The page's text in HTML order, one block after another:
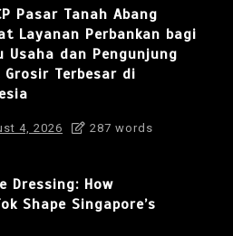
Pasar Tanah Abang
Layanan Perbankan bagi
Usaha dan Pengunjung
Grosir Terbesar di
4, 2026 287 words
Dressing: How
Shape Singapore’s